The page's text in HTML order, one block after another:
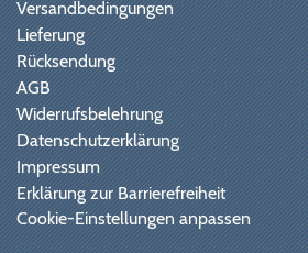
Versandbedingungen
Lieferung
Rücksendung
AGB
Widerrufsbelehrung
Datenschutzerklärung
Impressum
Erklärung zur Barrierefreiheit
Cookie-Einstellungen anpassen